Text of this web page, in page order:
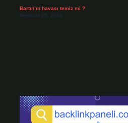
Bartın’ın havası temiz mi ?
Temmuz 25, 2026